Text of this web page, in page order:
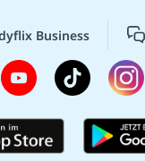
Business